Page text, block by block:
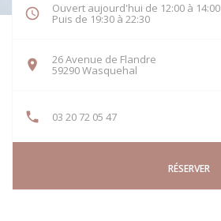
Ouvert aujourd'hui de 12:00 à 14:00
Puis de 19:30 à 22:30
26 Avenue de Flandre
59290 Wasquehal
03 20 72 05 47
RÉSERVER